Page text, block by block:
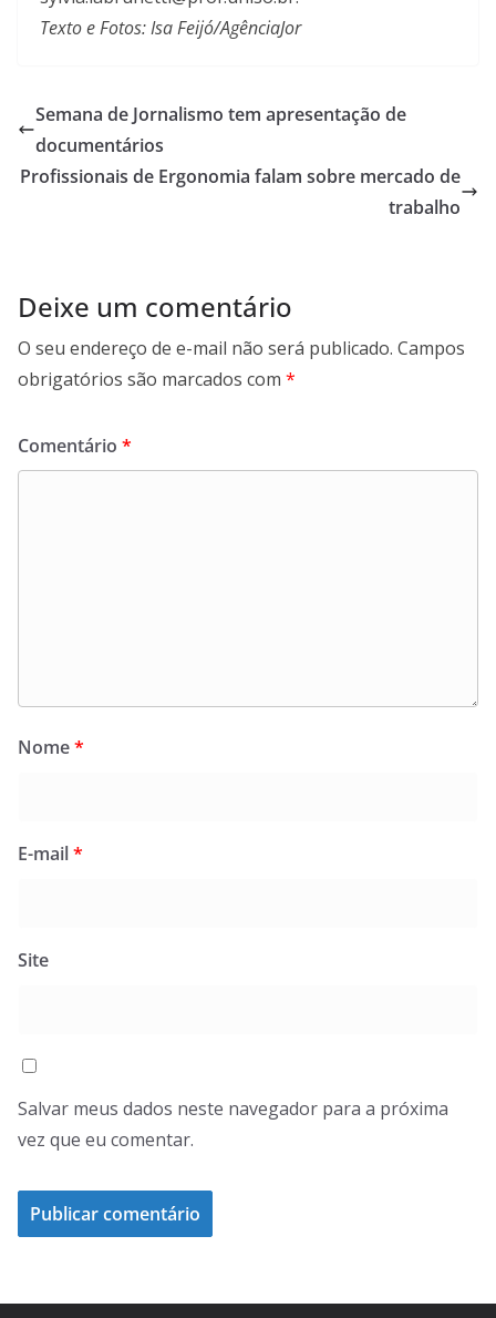
Texto e Fotos: Isa Feijó/AgênciaJor
Semana de Jornalismo tem apresentação de
documentários
Profissionais de Ergonomia falam sobre mercado de
trabalho
Deixe um comentário
O seu endereço de e-mail não será publicado. Campos
obrigatórios são marcados com *
Comentário *
Nome*
E-mail*
Site
Salvar meus dados neste navegador para a próxima
vez que eu comentar.